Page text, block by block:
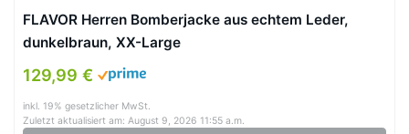
FLAVOR Herren Bomberjacke aus echtem Leder,
dunkelbraun, XX-Large
129,99 €
inkl. 19% gesetzlicher MwSt.
Zuletzt aktualisiert am: August 9, 2026 11:55 a.m.